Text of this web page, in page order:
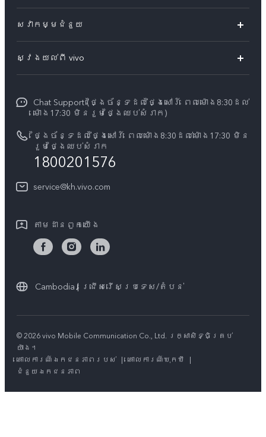
V60 Lite
V60 5G
V50 Lite
បណ្តាហាងលក់
គ្រប់ម៉ូឌែល
សេវាកម្មជំនួយ
មជ្ឈមណ្ឌល​សេវាកម្ម
Funtouch OS
ការផ្ទៀងផ្ទាត់ IMEI
ពិនិត្យតម្លៃគ្រឿងបន្លាស់
សេវាកម្មជួសជុលដោយដឹកយកទៅជូន
ដំឡើងប្រព័ន្ធប្រតិបត្តិការ
លក្ខខណ្ឌលើការធានា
ស្វែងយល់ពី vivo
ព័ត៌មាន
អាជីពនៅ vivo
សេចក្តីជូនដំណឹងផ្លូវច្បាប់
និរន្តរភាព
Chat Support (ថ្ងៃច័ន្ទដល់ថ្ងៃសៅរ៍ ពេលម៉ោង8:30ដល់
ម៉ោង17:30 មិនរួមថ្ងៃឈប់សំរាក)
ថ្ងៃច័ន្ទដល់ថ្ងៃសៅរ៍ ពេលម៉ោង8:30ដល់ម៉ោង17:30 មិន
រួមថ្ងៃឈប់សំរាក
1800201576
service@kh.vivo.com
តាម​ដានពួក​យើង
Cambodia | ជ្រើសរើសប្រទេស/តំបន់
© 2026 vivo Mobile Communication Co., Ltd. រក្សាសិទ្ធិគ្រប់
យ៉ាង។
គោលការណ៍ឯកជនភាពរបស់ | គោលការណ៍ឃុកឃី
|
ជំនួយឯកជនភាព